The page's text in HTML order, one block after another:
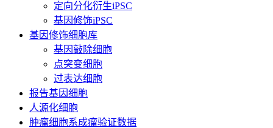
定向分化衍生iPSC
基因修饰iPSC
基因修饰细胞库
基因敲除细胞
点突变细胞
过表达细胞
报告基因细胞
人源化细胞
肿瘤细胞系成瘤验证数据